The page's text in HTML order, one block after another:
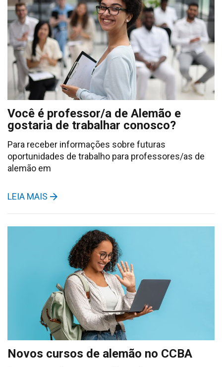
Você é professor/a de Alemão e
gostaria de trabalhar conosco?
Para receber informações sobre futuras
oportunidades de trabalho para professores/as de
alemão em
LEIA MAIS
Novos cursos de alemão no CCBA